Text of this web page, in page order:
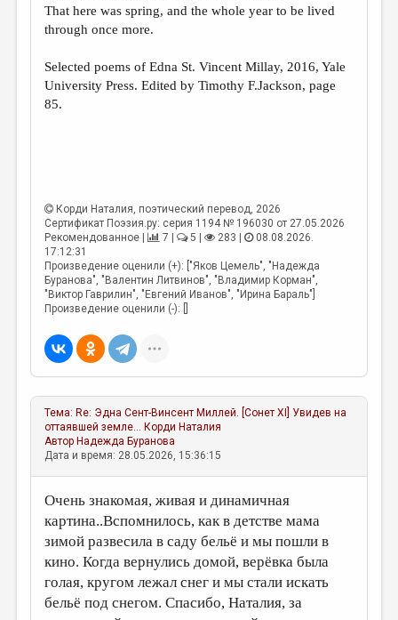
ЦИКЛЫ ПУБЛИКАЦИЙ
МЕДИА
ВКОНТАКТЕ
That here was spring, and the whole year to be lived
through once more.
Selected poems of Edna St. Vincent Millay, 2016, Yale
University Press. Edited by Timothy F.Jackson, page
85.
Корди Наталия, поэтический перевод, 2026
Сертификат Поэзия.ру: серия 1194 № 196030 от 27.05.2026
Рекомендованное |
7 | 5 | 283 |
08.08.2026.
17:12:31
Произведение оценили (+): ["Яков Цемель", "Надежда
Буранова", "Валентин Литвинов", "Владимир Корман",
"Виктор Гаврилин", "Евгений Иванов", "Ирина Бараль"]
Произведение оценили (-): []
Тема: Re: Эдна Сент-Винсент Миллей. [Сонет XI] Увидев на
оттаявшей земле... Корди Наталия
Автор Надежда Буранова
Дата и время: 28.05.2026, 15:36:15
Очень знакомая, живая и динамичная
картина..Вспомнилось, как в детстве мама
зимой развесила в саду бельё и мы пошли в
кино. Когда вернулись домой, верёвка была
голая, кругом лежал снег и мы стали искать
бельё под снегом. Спасибо, Наталия, за